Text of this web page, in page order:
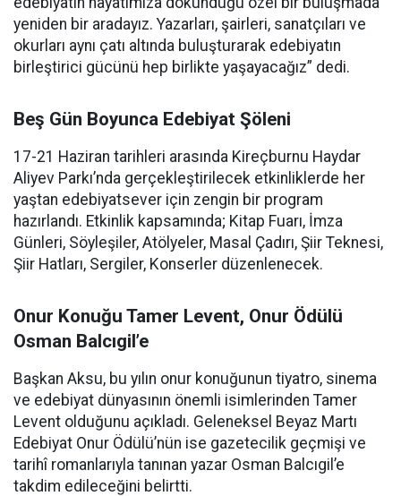
yeniden bir aradayız. Yazarları, şairleri, sanatçıları ve
okurları aynı çatı altında buluşturarak edebiyatın
birleştirici gücünü hep birlikte yaşayacağız” dedi.
Beş Gün Boyunca Edebiyat Şöleni
17-21 Haziran tarihleri arasında Kireçburnu Haydar
Aliyev Parkı’nda gerçekleştirilecek etkinliklerde her
yaştan edebiyatsever için zengin bir program
hazırlandı. Etkinlik kapsamında; Kitap Fuarı, İmza
Günleri, Söyleşiler, Atölyeler, Masal Çadırı, Şiir Teknesi,
Şiir Hatları, Sergiler, Konserler düzenlenecek.
Onur Konuğu Tamer Levent, Onur Ödülü
Osman Balcıgil’e
Başkan Aksu, bu yılın onur konuğunun tiyatro, sinema
ve edebiyat dünyasının önemli isimlerinden Tamer
Levent olduğunu açıkladı. Geleneksel Beyaz Martı
Edebiyat Onur Ödülü’nün ise gazetecilik geçmişi ve
tarihî romanlarıyla tanınan yazar Osman Balcıgil’e
takdim edileceğini belirtti.